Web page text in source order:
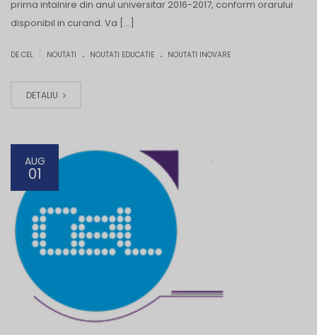
prima intalnire din anul universitar 2016-2017, conform orarului
disponibil in curand. Va […]
DE CEL NOUTATI . NOUTATI EDUCATIE . NOUTATI INOVARE
DETALIU
AUG
01